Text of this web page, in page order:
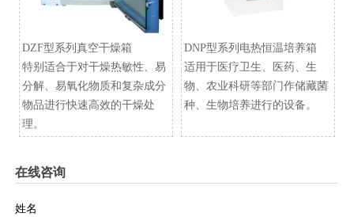
DZF型系列真空干燥箱
特别适合于对干燥热敏性、易
分解、易氧化物质和复杂成分
物品进行快速高效的干燥处
理。
​DNP型系列电热恒温培养箱
适用于医疗卫生、医药、生
物、农业科研等部门作储藏菌
种、生物培养进行的设备。
在线咨询
姓名